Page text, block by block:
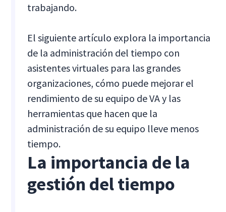
trabajando.
El siguiente artículo explora la importancia
de la administración del tiempo con
asistentes virtuales para las grandes
organizaciones, cómo puede mejorar el
rendimiento de su equipo de VA y las
herramientas que hacen que la
administración de su equipo lleve menos
tiempo.
La importancia de la
gestión del tiempo